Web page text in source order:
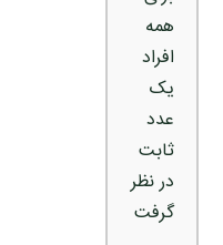
همه
افراد
یک
عدد
ثابت
در نظر
گرفت